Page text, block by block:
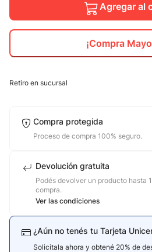
Agregar al
¡Compra
Retiro en sucursal
Compra protegida
Proceso de compra 100% seguro.
Devolución gratuita
Podés devolver un producto hasta
compra.
Ver las condiciones
¿Aún no tenés tu Tarjeta
Solicitala ahora y obtené 20% de